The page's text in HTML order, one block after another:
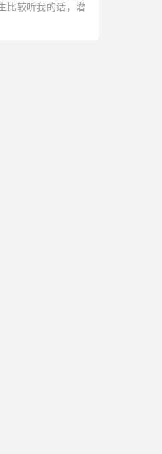
比较听我的话，潜